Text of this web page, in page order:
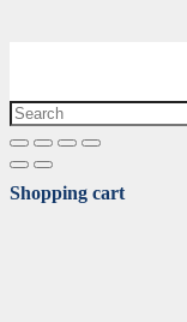
Shopping cart